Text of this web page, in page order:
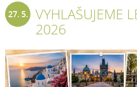
27. 5.
VYHLAŠUJEME
2026